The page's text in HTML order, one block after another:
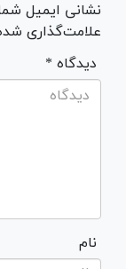
نشانی ایمیل
علامت‌گذاری
* دیدگاه
نام